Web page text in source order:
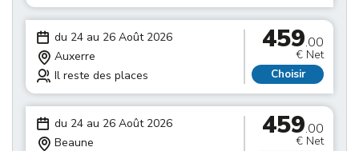
du 24 au 26 Août 2026
Auxerre
Il reste des places
459.00
€ Net
Choisir
du 24 au 26 Août 2026
Beaune
459.00
€ Net